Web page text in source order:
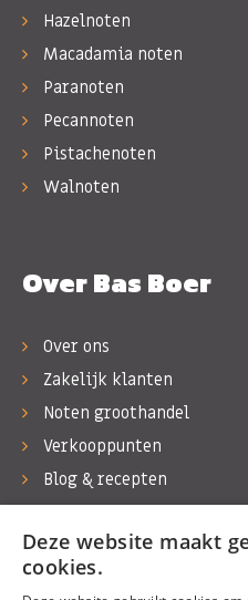
Hazelnoten
Macadamia noten
Paranoten
Pecannoten
Pistachenoten
Walnoten
Over Bas Boer
Over ons
Zakelijk klanten
Noten groothandel
Verkooppunten
Blog & recepten
Werken bij Bas Boer
Contact
Deze website maakt
cookies.